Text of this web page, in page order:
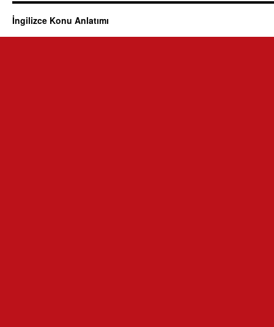
İngilizce Konu Anlatımı